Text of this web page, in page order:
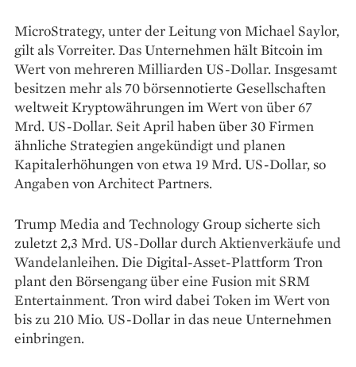
MicroStrategy, unter der Leitung von Michael Saylor,
gilt als Vorreiter. Das Unternehmen hält Bitcoin im
Wert von mehreren Milliarden US-Dollar. Insgesamt
besitzen mehr als 70 börsennotierte Gesellschaften
weltweit Kryptowährungen im Wert von über 67
Mrd. US-Dollar. Seit April haben über 30 Firmen
ähnliche Strategien angekündigt und planen
Kapitalerhöhungen von etwa 19 Mrd. US-Dollar, so
Angaben von Architect Partners.
Trump Media and Technology Group sicherte sich
zuletzt 2,3 Mrd. US-Dollar durch Aktienverkäufe und
Wandelanleihen. Die Digital-Asset-Plattform Tron
plant den Börsengang über eine Fusion mit SRM
Entertainment. Tron wird dabei Token im Wert von
bis zu 210 Mio. US-Dollar in das neue Unternehmen
einbringen.